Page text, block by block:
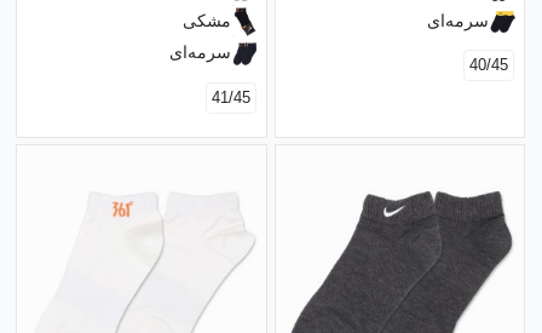
سرمه‌ای
40/45
مشکی
سرمه‌ای
41/45